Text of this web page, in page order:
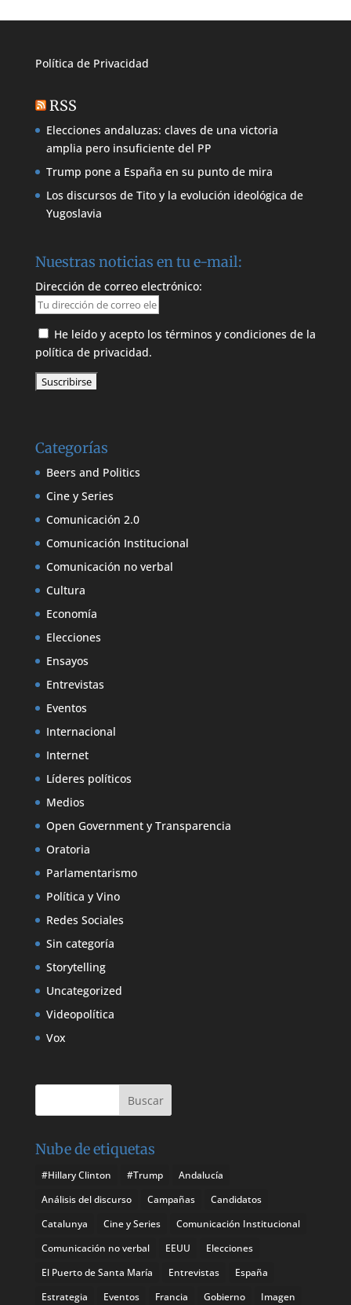
Política de Privacidad
RSS
Elecciones andaluzas: claves de una victoria
amplia pero insuficiente del PP
Trump pone a España en su punto de mira
Los discursos de Tito y la evolución ideológica de
Yugoslavia
Nuestras noticias en tu e-mail:
Dirección de correo electrónico:
He leído y acepto los términos y condiciones de la
política de privacidad.
Categorías
Beers and Politics
Cine y Series
Comunicación 2.0
Comunicación Institucional
Comunicación no verbal
Cultura
Economía
Elecciones
Ensayos
Entrevistas
Eventos
Internacional
Internet
Líderes políticos
Medios
Open Government y Transparencia
Oratoria
Parlamentarismo
Política y Vino
Redes Sociales
Sin categoría
Storytelling
Uncategorized
Videopolítica
Vox
Nube de etiquetas
#Hillary Clinton #Trump
Andalucía
Análisis del discurso
Campañas
Candidatos
Catalunya
Cine y Series
Comunicación Institucional
Comunicación no verbal
EEUU
Elecciones
El Puerto de Santa María
Entrevistas
España
Estrategia
Eventos Francia Gobierno Imagen